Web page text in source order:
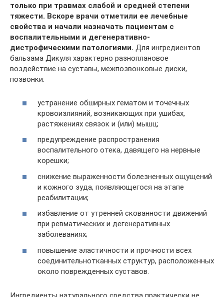
только при травмах слабой и средней степени
тяжести. Вскоре врачи отметили ее лечебные
свойства и начали назначать пациентам с
воспалительными и дегенеративно-
дистрофическими патологиями. Для ингредиентов
бальзама Дикуля характерно разноплановое
воздействие на суставы, межпозвонковые диски,
позвонки:
устранение обширных гематом и точечных
кровоизлияний, возникающих при ушибах,
растяжениях связок и (или) мышц;
предупреждение распространения
воспалительного отека, давящего на нервные
корешки;
снижение выраженности болезненных ощущений
и кожного зуда, появляющегося на этапе
реабилитации;
избавление от утренней скованности движений
при ревматических и дегенеративных
заболеваниях;
повышение эластичности и прочности всех
соединительнотканных структур, расположенных
около поврежденных суставов.